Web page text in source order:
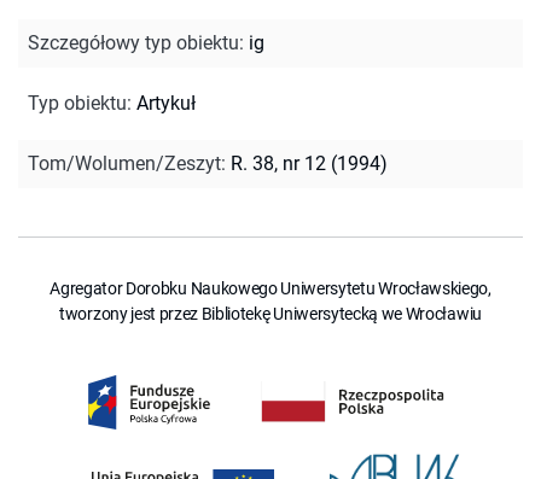
Szczegółowy typ obiektu: ig
Typ obiektu: Artykuł
Tom/Wolumen/Zeszyt: R. 38, nr 12 (1994)
Agregator Dorobku Naukowego Uniwersytetu Wrocławskiego,
tworzony jest przez Bibliotekę Uniwersytecką we Wrocławiu